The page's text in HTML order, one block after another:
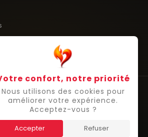
— Tous droits réservés.
Mastercard Cofidis Virement
Cookies
confort, notre priorité
Nous utilisons des cookies pour
améliorer votre expérience.
Acceptez-vous ?
Accepter Refuser